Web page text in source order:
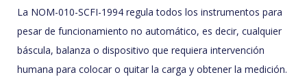
La NOM-010-SCFI-1994 regula todos los instrumentos para
pesar de funcionamiento no automático, es decir, cualquier
báscula, balanza o dispositivo que requiera intervención
humana para colocar o quitar la carga y obtener la medición.